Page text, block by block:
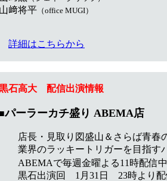
﨑将平 （office MUGI）
詳細はこちらから
石高大 配信出演情報
パーラーカチ盛り ABEMA店
長・見取り図盛山＆さらば青春
界のラッキートリガーを目指す
で毎週金曜よる11時配信
石出演回 1月31日 23時より配